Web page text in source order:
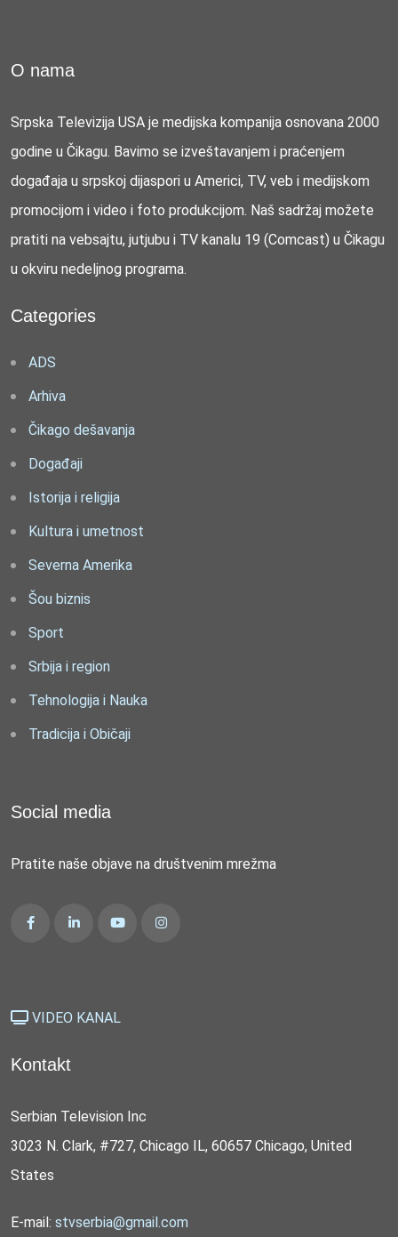
O nama
Srpska Televizija USA je medijska kompanija osnovana 2000
godine u Čikagu. Bavimo se izveštavanjem i praćenjem
događaja u srpskoj dijaspori u Americi, TV, veb i medijskom
promocijom i video i foto produkcijom. Naš sadržaj možete
pratiti na vebsajtu, jutjubu i TV kanalu 19 (Comcast) u Čikagu
u okviru nedeljnog programa.
Categories
ADS
Arhiva
Čikago dešavanja
Događaji
Istorija i religija
Kultura i umetnost
Severna Amerika
Šou biznis
Sport
Srbija i region
Tehnologija i Nauka
Tradicija i Običaji
Social media
Pratite naše objave na društvenim mrežma
VIDEO KANAL
Kontakt
Serbian Television Inc
3023 N. Clark, #727, Chicago IL, 60657 Chicago, United
States
E-mail: stvserbia@gmail.com